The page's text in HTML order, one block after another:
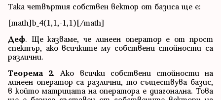
Така четвъртия собствен вектор от базиса ще е:
[math]b_4(1,1,-1,1)[/math]
Деф. Ще казваме, че линеен оператор е от прост
спектър, ако всичките му собствени стойности са
различни.
Теорема 2. Ако всички собствени стойности на
линеен оператор са различни, то съществува базис,
в който матрицата на оператора е диагонална. Това